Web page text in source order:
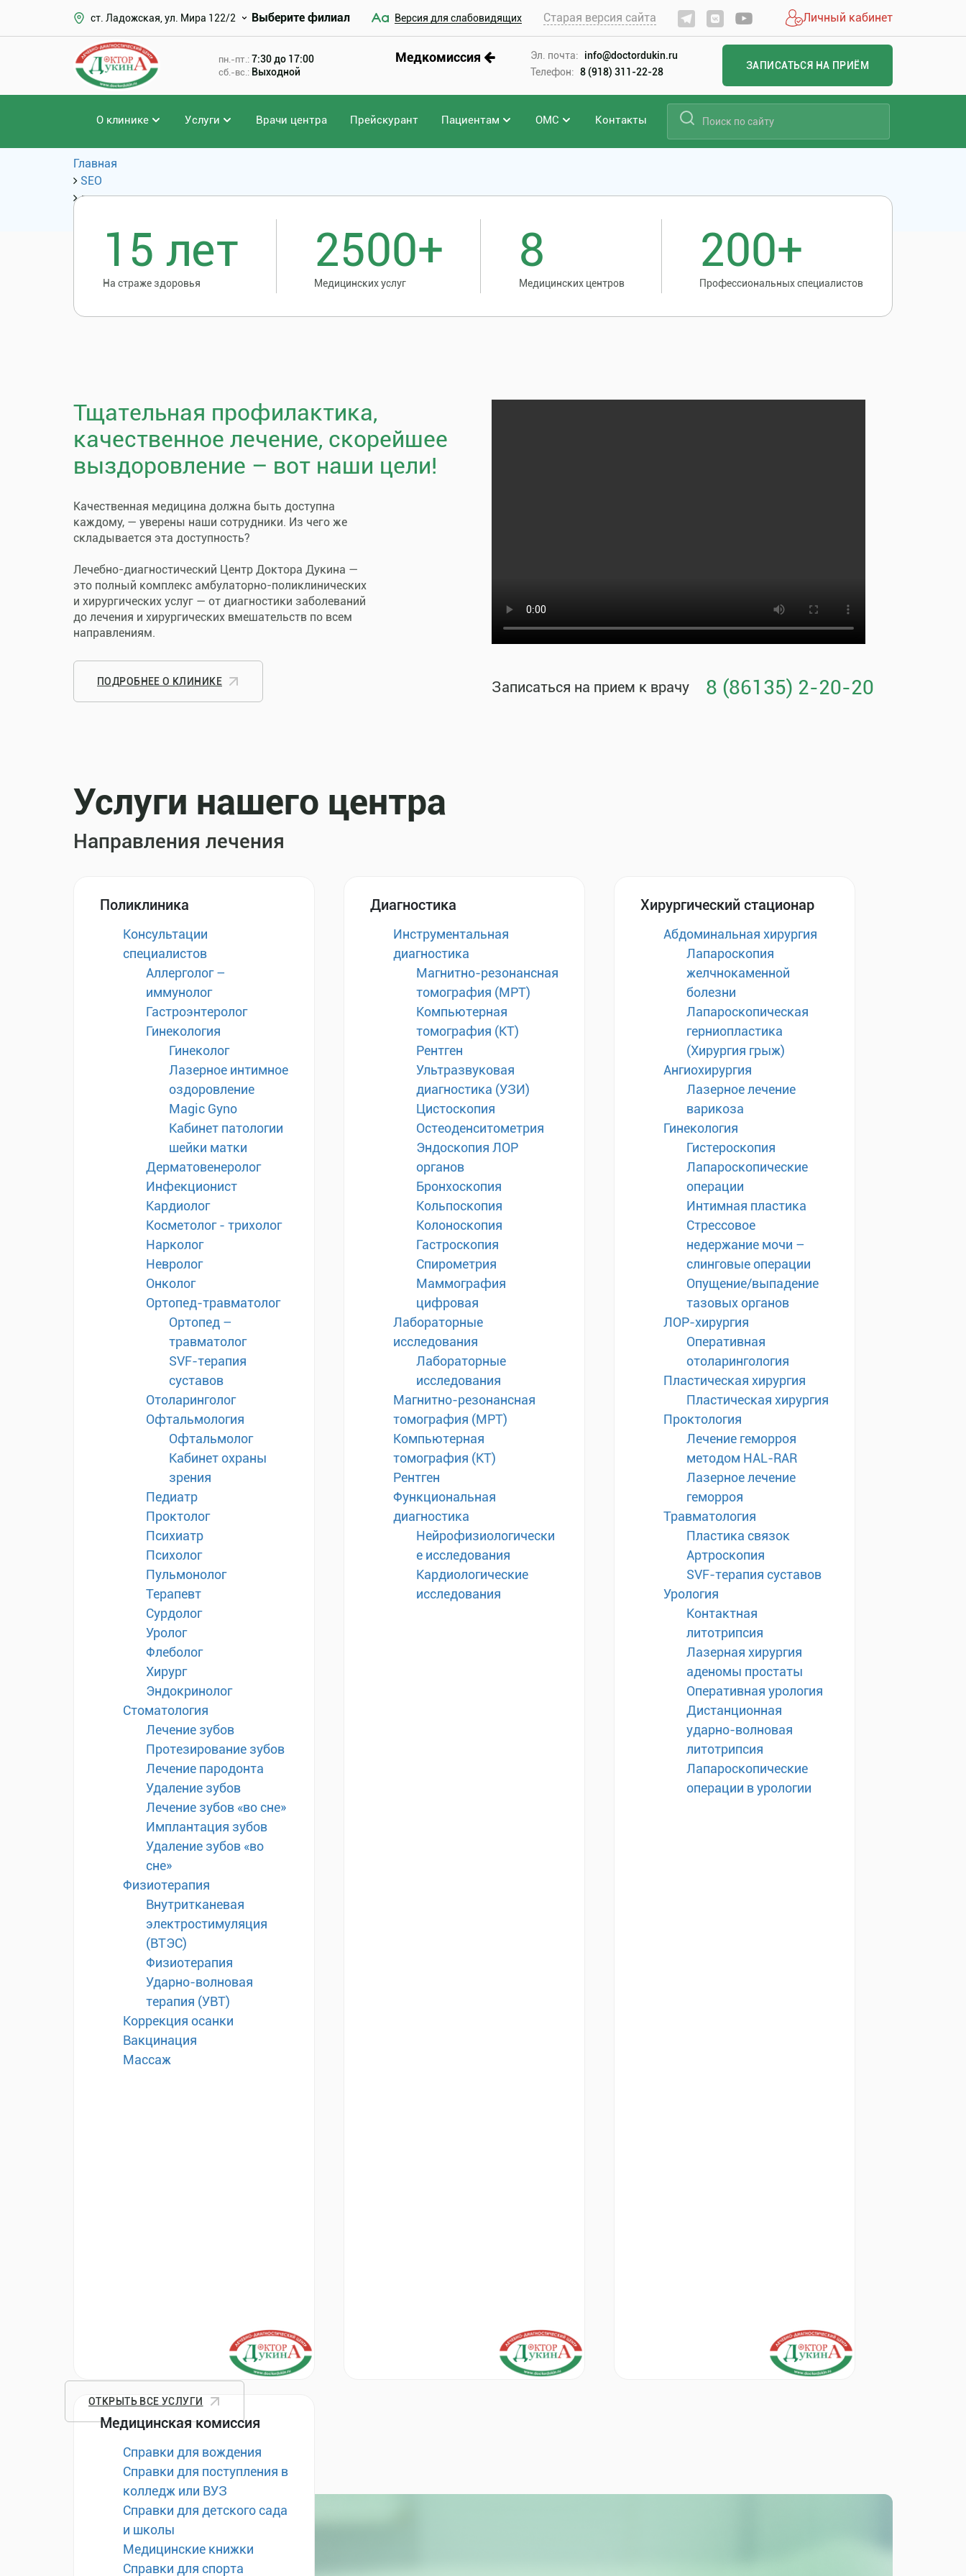
ст. Ладожская, ул. Мира 122/2 Выберите филиал Версия для слабовидящих Старая версия сайта Личный кабинет
пн.-пт.: 7:30 до 17:00
сб.-вс.: Выходной
Медкомиссия Эл. почта:
info@doctordukin.ru
Телефон: 8 (918) 311-22-28
ЗАПИСАТЬСЯ НА ПРИЁМ
О клинике Услуги Врачи центра Прейскурант Пациентам ОМС Контакты
Главная
SEO
лапароскопическая холецистэктомия наркоз
15 лет
На страже здоровья
2500+
Медицинских услуг
8
Медицинских центров
200+
Профессиональных специалистов
Тщательная профилактика,
качественное лечение, скорейшее
выздоровление – вот наши цели!
Качественная медицина должна быть доступна
каждому, — уверены наши сотрудники. Из чего же
складывается эта доступность?
Лечебно-диагностический Центр Доктора Дукина —
это полный комплекс амбулаторно-поликлинических
и хирургических услуг — от диагностики заболеваний
до лечения и хирургических вмешательств по всем
направлениям.
ПОДРОБНЕЕ О КЛИНИКЕ Записаться на прием к врачу 8 (86135) 2-20-20
Услуги нашего центра
Направления лечения
Поликлиника
Консультации
специалистов
Аллерголог –
иммунолог
Гастроэнтеролог
Гинекология
Гинеколог
Лазерное интимное
оздоровление
Magic Gyno
Кабинет патологии
шейки матки
Дерматовенеролог
Инфекционист
Кардиолог
Косметолог - трихолог
Нарколог
Невролог
Онколог
Ортопед-травматолог
Ортопед –
травматолог
SVF-терапия
суставов
Отоларинголог
Офтальмология
Офтальмолог
Кабинет охраны
зрения
Педиатр
Проктолог
Психиатр
Психолог
Пульмонолог
Терапевт
Сурдолог
Уролог
Флеболог
Хирург
Эндокринолог
Стоматология
Лечение зубов
Протезирование зубов
Лечение пародонта
Удаление зубов
Лечение зубов «во сне»
Имплантация зубов
Удаление зубов «во
сне»
Физиотерапия
Внутритканевая
электростимуляция
(ВТЭС)
Физиотерапия
Ударно-волновая
терапия (УВТ)
Коррекция осанки
Вакцинация
Массаж
Диагностика
Инструментальная
диагностика
Магнитно-резонансная
томография (МРТ)
Компьютерная
томография (КТ)
Рентген
Ультразвуковая
диагностика (УЗИ)
Цистоскопия
Остеоденситометрия
Эндоскопия ЛОР
органов
Бронхоскопия
Кольпоскопия
Колоноскопия
Гастроскопия
Спирометрия
Маммография
цифровая
Лабораторные
исследования
Лабораторные
исследования
Магнитно-резонансная
томография (МРТ)
Компьютерная
томография (КТ)
Рентген
Функциональная
диагностика
Нейрофизиологически
е исследования
Кардиологические
исследования
Хирургический стационар
Абдоминальная хирургия
Лапароскопия
желчнокаменной
болезни
Лапароскопическая
герниопластика
(Хирургия грыж)
Ангиохирургия
Лазерное лечение
варикоза
Гинекология
Гистероскопия
Лапароскопические
операции
Интимная пластика
Стрессовое
недержание мочи –
слинговые операции
Опущение/выпадение
тазовых органов
ЛОР-хирургия
Оперативная
отоларингология
Пластическая хирургия
Пластическая хирургия
Проктология
Лечение геморроя
методом HAL-RAR
Лазерное лечение
геморроя
Травматология
Пластика связок
Артроскопия
SVF-терапия суставов
Урология
Контактная
литотрипсия
Лазерная хирургия
аденомы простаты
Оперативная урология
Дистанционная
ударно-волновая
литотрипсия
Лапароскопические
операции в урологии
Медицинская комиссия
Справки для вождения
Справки для поступления в
колледж или ВУЗ
Справки для детского сада
и школы
Медицинские книжки
Справки для спорта
ОТКРЫТЬ ВСЕ УСЛУГИ